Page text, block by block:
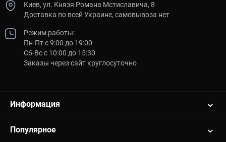
Киев, ул. Князя Романа Мстиславича, 8
Доставка по всей Украине, самовывоза нет
Режим работы:
Пн-Пт с 9:00 до 19:00
Сб-Вс с 10:00 до 15:30
Заказы через сайт круглосуточно
Информация
Популярное